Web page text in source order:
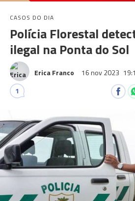
CASOS DO DIA
Polícia Florestal
ilegal na Ponta do Sol
Erica Franco 16 nov 2023
1